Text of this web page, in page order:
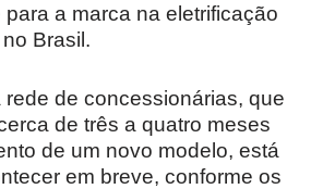
a marca na eletrificação
Brasil.
rede de concessionárias, que
de três a quatro meses
de um novo modelo, está
em breve, conforme os